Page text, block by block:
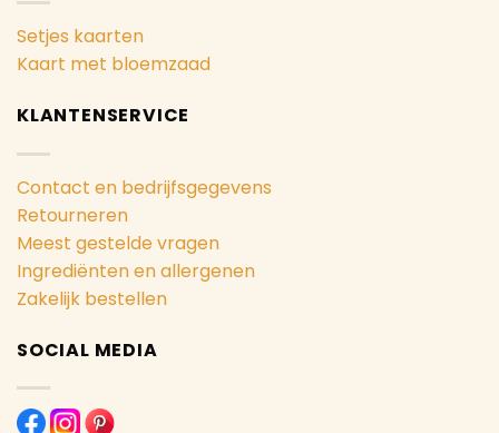
Setjes kaarten
Kaart met bloemzaad
KLANTENSERVICE
Contact en bedrijfsgegevens
Retourneren
Meest gestelde vragen
Ingrediënten en allergenen
Zakelijk bestellen
SOCIAL MEDIA